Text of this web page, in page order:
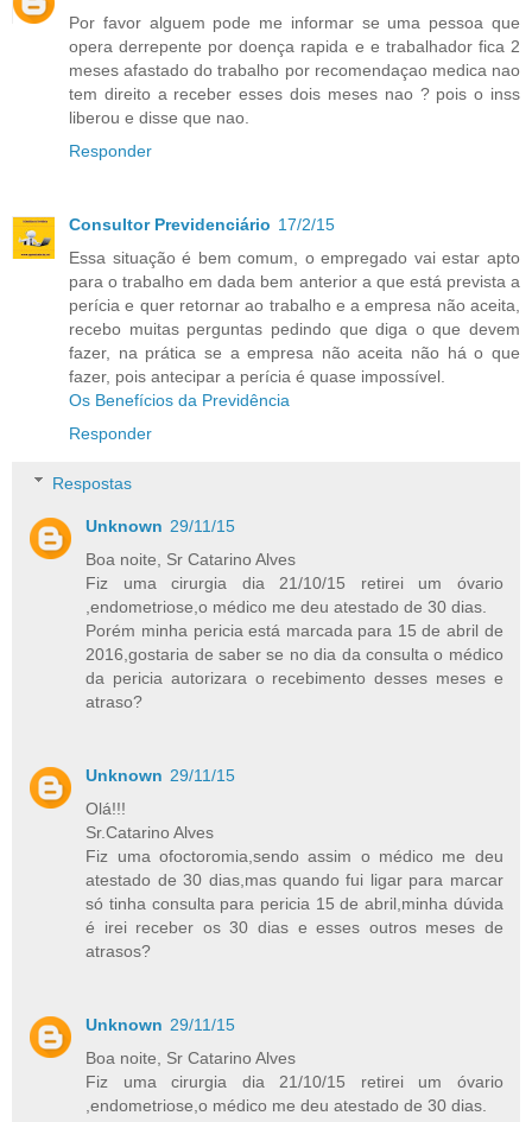
Por favor alguem pode me informar se uma pessoa que
opera derrepente por doença rapida e e trabalhador fica 2
meses afastado do trabalho por recomendaçao medica nao
tem direito a receber esses dois meses nao ? pois o inss
liberou e disse que nao.
Responder
Consultor Previdenciário 17/2/15
Essa situação é bem comum, o empregado vai estar apto
para o trabalho em dada bem anterior a que está prevista a
perícia e quer retornar ao trabalho e a empresa não aceita,
recebo muitas perguntas pedindo que diga o que devem
fazer, na prática se a empresa não aceita não há o que
fazer, pois antecipar a perícia é quase impossível.
Os Benefícios da Previdência
Responder
Respostas
Unknown 29/11/15
Boa noite, Sr Catarino Alves
Fiz uma cirurgia dia 21/10/15 retirei um óvario
,endometriose,o médico me deu atestado de 30 dias.
Porém minha pericia está marcada para 15 de abril de
2016,gostaria de saber se no dia da consulta o médico
da pericia autorizara o recebimento desses meses e
atraso?
Unknown 29/11/15
Olá!!!
Sr.Catarino Alves
Fiz uma ofoctoromia,sendo assim o médico me deu
atestado de 30 dias,mas quando fui ligar para marcar
só tinha consulta para pericia 15 de abril,minha dúvida
é irei receber os 30 dias e esses outros meses de
atrasos?
Unknown 29/11/15
Boa noite, Sr Catarino Alves
Fiz uma cirurgia dia 21/10/15 retirei um óvario
,endometriose,o médico me deu atestado de 30 dias.